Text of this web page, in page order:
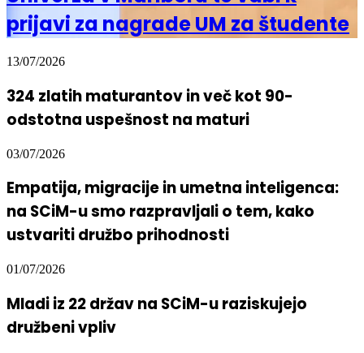
prijavi za nagrade UM za študente
13/07/2026
324 zlatih maturantov in več kot 90-
odstotna uspešnost na maturi
03/07/2026
Empatija, migracije in umetna inteligenca:
na SCiM-u smo razpravljali o tem, kako
ustvariti družbo prihodnosti
01/07/2026
Mladi iz 22 držav na SCiM-u raziskujejo
družbeni vpliv